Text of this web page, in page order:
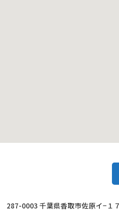
287-0003 千葉県香取市佐原イ−１